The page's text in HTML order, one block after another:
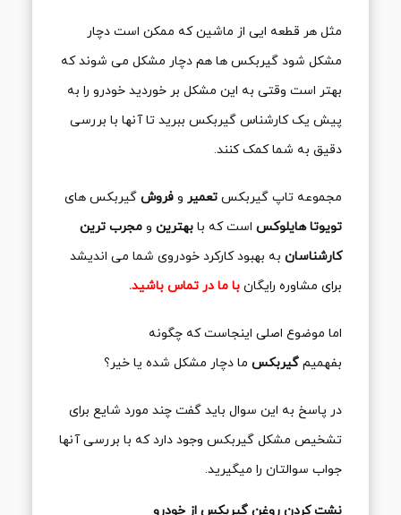
مثل هر قطعه ایی از ماشین که ممکن است دچار
مشکل شود گیربکس ها هم دچار مشکل می شوند که
بهتر است وقتی به این مشکل بر خوردید خودرو را به
پیش یک کارشناس گیربکس ببرید تا آنها با بررسی
دقیق به شما کمک کنند.
مجموعه تاپ گیربکس تعمیرو فروشگیربکس های
تویوتا هایلوکس است که با بهترینو مجرب ترین
کارشناسانبه بهبود کارکرد خودروی شما می اندیشد
برای مشاوره رایگانبا ما در تماس باشید.
اما موضوع اصلی اینجاست که چگونه
بفهمیم گیربکسما دچار مشکل شده یا خیر؟
در پاسخ به این سوال باید گفت چند مورد شایع برای
تشخیص مشکل گیربکس وجود دارد که با بررسی آنها
جواب سوالتان را میگیرید.
نشت کردن روغن گیربکس از خودرو